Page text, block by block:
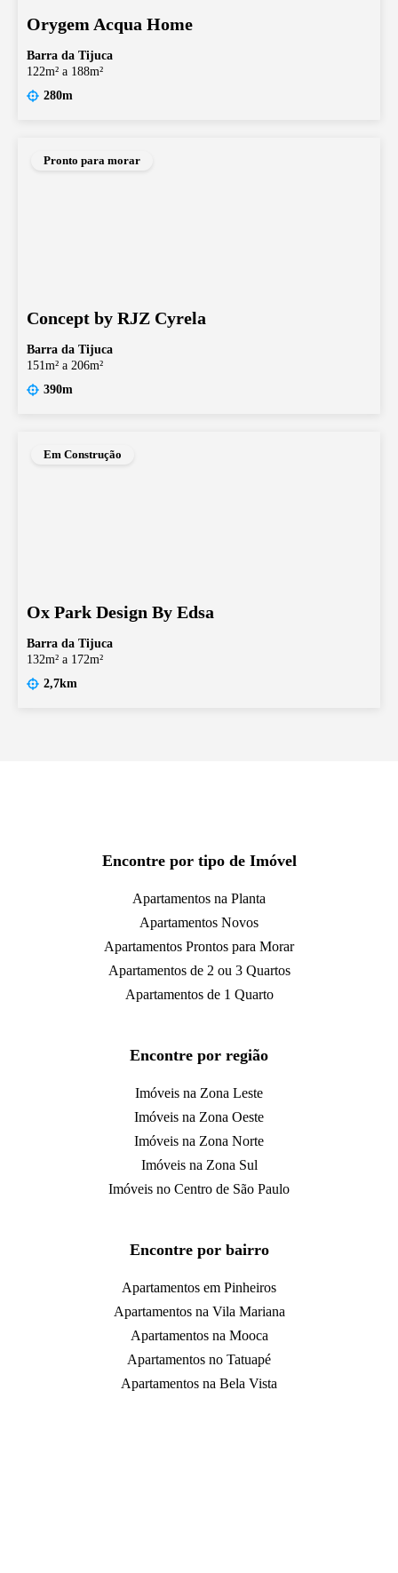
Orygem Acqua Home
Barra da Tijuca
122m² a 188m²
280m
Pronto para morar
Concept by RJZ Cyrela
Barra da Tijuca
151m² a 206m²
390m
Em Construção
Ox Park Design By Edsa
Barra da Tijuca
132m² a 172m²
2,7km
Encontre por tipo de Imóvel
Apartamentos na Planta
Apartamentos Novos
Apartamentos Prontos para Morar
Apartamentos de 2 ou 3 Quartos
Apartamentos de 1 Quarto
Encontre por região
Imóveis na Zona Leste
Imóveis na Zona Oeste
Imóveis na Zona Norte
Imóveis na Zona Sul
Imóveis no Centro de São Paulo
Encontre por bairro
Apartamentos em Pinheiros
Apartamentos na Vila Mariana
Apartamentos na Mooca
Apartamentos no Tatuapé
Apartamentos na Bela Vista